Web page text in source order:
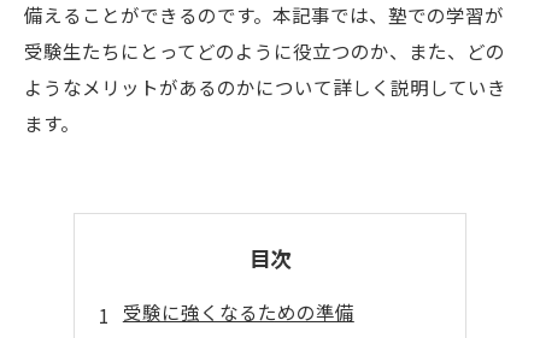
備えることができるのです。本記事では、塾での学習が
受験生たちにとってどのように役立つのか、また、どの
ようなメリットがあるのかについて詳しく説明していき
ます。
目次
受験に強くなるための準備